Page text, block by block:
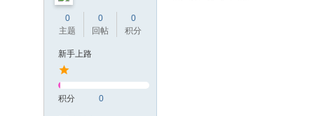
0
主题
0
回帖
0
积分
新手上路
积分 0